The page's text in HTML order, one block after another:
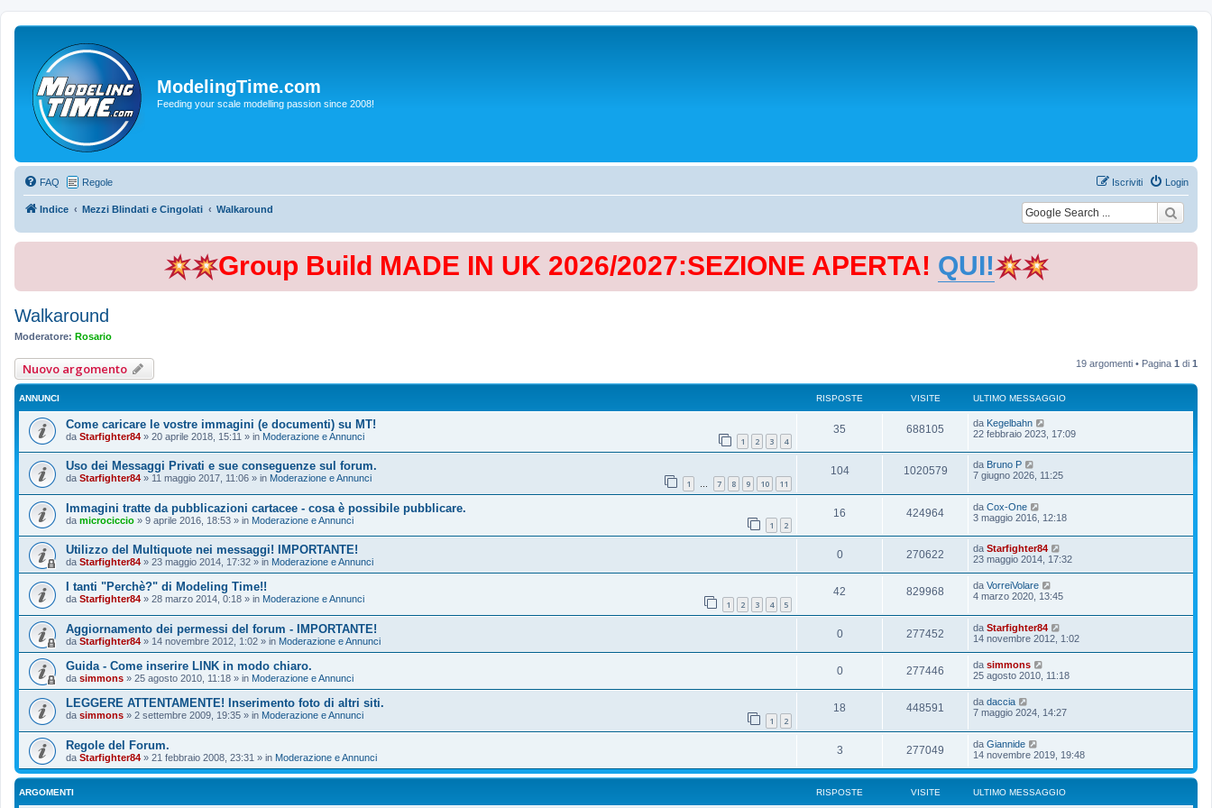
ModelingTime.com
Feeding your scale modelling passion since 2008!
FAQ Regole Login
Iscriviti
Indice Mezzi Blindati e Cingolati Walkaround
Group Build MADE IN UK 2026/2027:SEZIONE APERTA! QUI!
Walkaround
Moderatore: Rosario
Nuovo argomento 19 argomenti • Pagina 1 di 1
ANNUNCI RISPOSTE VISITE ULTIMO MESSAGGIO
Come caricare le vostre immagini (e documenti) su MT!
da Starfighter84 » 20 aprile 2018, 15:11 » in Moderazione e Annunci 1 2 3 4
35 688105 da Kegelbahn
22 febbraio 2023, 17:09
Uso dei Messaggi Privati e sue conseguenze sul forum.
da Starfighter84 » 11 maggio 2017, 11:06 » in Moderazione e Annunci 1 … 7 8 9 10 11
104 1020579 da Bruno P
7 giugno 2026, 11:25
Immagini tratte da pubblicazioni cartacee - cosa è possibile pubblicare.
da microciccio » 9 aprile 2016, 18:53 » in Moderazione e Annunci 1 2
16 424964 da Cox-One
3 maggio 2016, 12:18
Utilizzo del Multiquote nei messaggi! IMPORTANTE!
da Starfighter84 » 23 maggio 2014, 17:32 » in Moderazione e Annunci
0 270622 da Starfighter84
23 maggio 2014, 17:32
I tanti "Perchè?" di Modeling Time!!
da Starfighter84 » 28 marzo 2014, 0:18 » in Moderazione e Annunci 1 2 3 4 5
42 829968 da VorreiVolare
4 marzo 2020, 13:45
Aggiornamento dei permessi del forum - IMPORTANTE!
da Starfighter84 » 14 novembre 2012, 1:02 » in Moderazione e Annunci
0 277452 da Starfighter84
14 novembre 2012, 1:02
Guida - Come inserire LINK in modo chiaro.
da simmons » 25 agosto 2010, 11:18 » in Moderazione e Annunci
0 277446 da simmons
25 agosto 2010, 11:18
LEGGERE ATTENTAMENTE! Inserimento foto di altri siti.
da simmons » 2 settembre 2009, 19:35 » in Moderazione e Annunci 1 2
18 448591 da daccia
7 maggio 2024, 14:27
Regole del Forum.
da Starfighter84 » 21 febbraio 2008, 23:31 » in Moderazione e Annunci
3 277049 da Giannide
14 novembre 2019, 19:48
ARGOMENTI RISPOSTE VISITE ULTIMO MESSAGGIO